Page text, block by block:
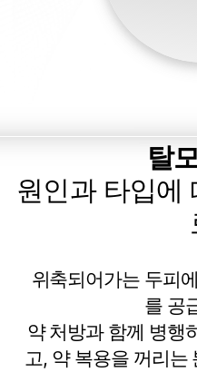
탈
원인과 타입에
위축되어가는 두피
를 공
약 처방과 함께 병행
고, 약 복용을 꺼리는